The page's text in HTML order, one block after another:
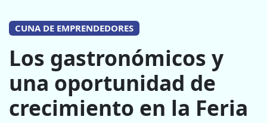
CUNA DE EMPRENDEDORES
Los gastronómicos y
una oportunidad de
crecimiento en la Feria